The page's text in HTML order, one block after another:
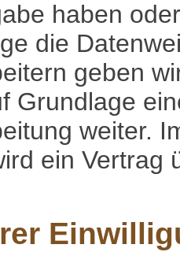
haben
die
geben
Grundlage
weiter.
ein Vertrag